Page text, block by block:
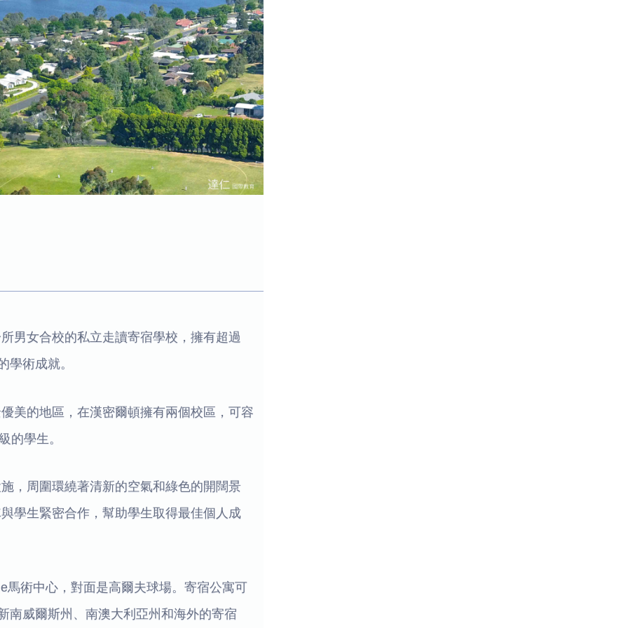
男女合校的私立走讀寄宿學校，擁有超過
學術成就。
美的地區，在漢密爾頓擁有兩個校區，可容
的學生。
，周圍環繞著清新的空氣和綠色的開闊景
學生緊密合作，幫助學生取得最佳個人成
馬術中心，對面是高爾夫球場。寄宿公寓可
南威爾斯州、南澳大利亞州和海外的寄宿